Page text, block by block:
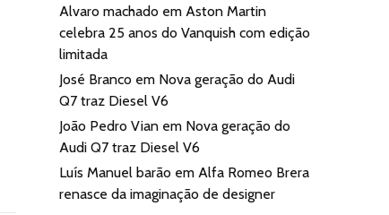
Alvaro machado emAston Martin
celebra 25 anos do Vanquish com edição
limitada
José Branco em Nova geração do Audi
Q7 traz Diesel V6
João Pedro Vian em Nova geração do
Audi Q7 traz Diesel V6
Luís Manuel barão emAlfa Romeo Brera
renasce da imaginação de designer